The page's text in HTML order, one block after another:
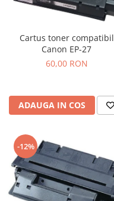
Cartus toner compatibil
Canon EP-27
60,00 RON
ADAUGA IN COS
-12%